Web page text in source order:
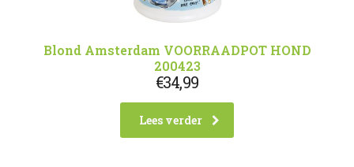
Blond Amsterdam VOORRAADPOT HOND
200423
€34,99
Lees verder